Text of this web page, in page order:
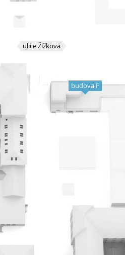
ulice Žižkova
budova F